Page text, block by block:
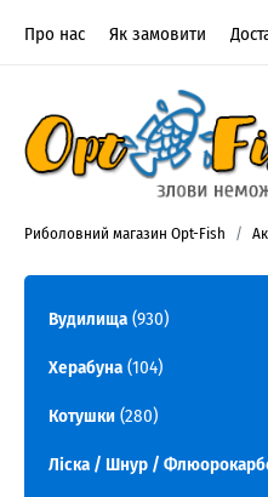
Про нас Як замовити
Риболовний магазин Opt-Fish
Вудилища(930)
Херабуна(104)
Котушки(280)
Ліска / Шнур /